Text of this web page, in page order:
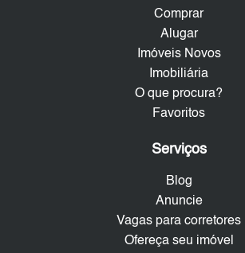
Comprar
Alugar
Imóveis Novos
Imobiliária
O que procura?
Favoritos
Serviços
Blog
Anuncie
Vagas para corretores
Ofereça seu imóvel